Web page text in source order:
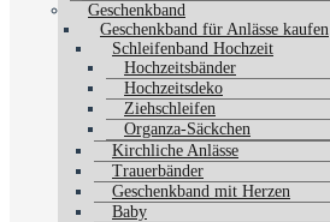
Geschenkband
Geschenkband für Anlässe kaufen
Schleifenband Hochzeit
Hochzeitsbänder
Hochzeitsdeko
Ziehschleifen
Organza-Säckchen
Kirchliche Anlässe
Trauerbänder
Geschenkband mit Herzen
Baby